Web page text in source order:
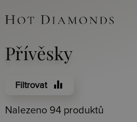
Přívěsky
Filtrovat equalizer
Nalezeno 94 produktů